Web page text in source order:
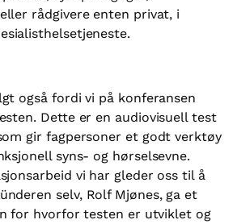
rådgivere enten privat, i
også fordi vi på konferansen
Dette er en audiovisuell test
gir fagpersoner et godt verktøy
syns- og hørselsevne.
vi har gleder oss til å
selv, Rolf Mjønes, ga et
for hvorfor testen er utviklet og